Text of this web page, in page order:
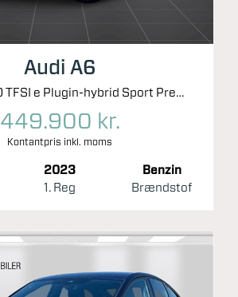
Audi A6
Avant 2,0 50 TFSI e Plugin-hybrid Sport Prestige Quattro S Tron 299HK Stc 7g Aut.
449.900 kr.
Kontantpris inkl. moms
2023
1. Reg
Benzin
Brændstof